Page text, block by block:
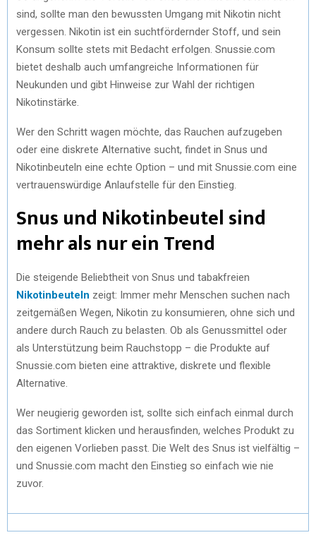
sind, sollte man den bewussten Umgang mit Nikotin nicht
vergessen. Nikotin ist ein suchtfördernder Stoff, und sein
Konsum sollte stets mit Bedacht erfolgen. Snussie.com
bietet deshalb auch umfangreiche Informationen für
Neukunden und gibt Hinweise zur Wahl der richtigen
Nikotinstärke.
Wer den Schritt wagen möchte, das Rauchen aufzugeben
oder eine diskrete Alternative sucht, findet in Snus und
Nikotinbeuteln eine echte Option – und mit Snussie.com eine
vertrauenswürdige Anlaufstelle für den Einstieg.
Snus und Nikotinbeutel sind
mehr als nur ein Trend
Die steigende Beliebtheit von Snus und tabakfreien
Nikotinbeuteln zeigt: Immer mehr Menschen suchen nach
zeitgemäßen Wegen, Nikotin zu konsumieren, ohne sich und
andere durch Rauch zu belasten. Ob als Genussmittel oder
als Unterstützung beim Rauchstopp – die Produkte auf
Snussie.com bieten eine attraktive, diskrete und flexible
Alternative.
Wer neugierig geworden ist, sollte sich einfach einmal durch
das Sortiment klicken und herausfinden, welches Produkt zu
den eigenen Vorlieben passt. Die Welt des Snus ist vielfältig –
und Snussie.com macht den Einstieg so einfach wie nie
zuvor.